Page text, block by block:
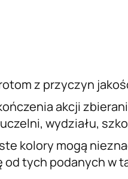
z przyczyn
akcji
wydziału,
kolory mogą
tych podanych w